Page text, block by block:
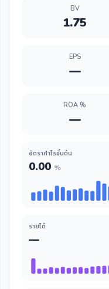
BV
1.75
EPS
—
ROA %
—
อัตรากำไรขั้นต้น
0.00 %
รายได้
—